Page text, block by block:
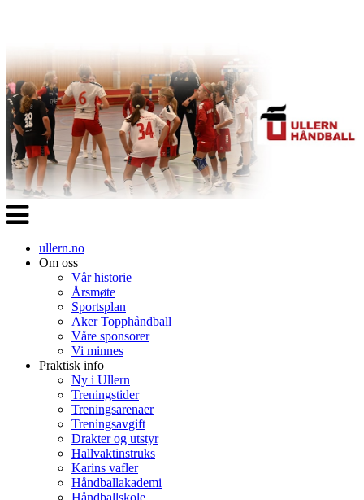
Veksle
navigasjon
ullern.no
Om oss
Vår historie
Årsmøte
Sportsplan
Aker Topphåndball
Våre sponsorer
Vi minnes
Praktisk info
Ny i Ullern
Treningstider
Treningsarenaer
Treningsavgift
Drakter og utstyr
Hallvaktinstruks
Karins vafler
Håndballakademi
Håndballskole